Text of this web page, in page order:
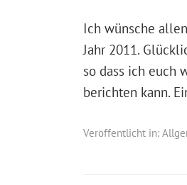
Ich wünsche
Jahr 2011.
so dass ich euch
berichten kann.
Veröffentlicht in: